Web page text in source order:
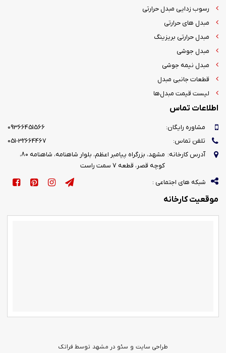
رسوب زدایی مبدل حرارتی
مبدل های حرارتی
مبدل حرارتی بریزینگ
مبدل جوشی
مبدل نیمه جوشی
قطعات جانبی مبدل
لیست قیمت مبدل‌ها
اطلاعات تماس
مشاوره رایگان:
09366451566
تلفن تماس:
051-32664467
آدرس کارخانه:
مشهد، بزرگراه پیامبر اعظم، بلوار شاهنامه، شاهنامه 80،
کوچه قصر، قطعه 7 سمت راست
شبکه های اجتماعی :
موقعیت کارخانه
طراحی سایت و سئو در مشهد توسط فراتک